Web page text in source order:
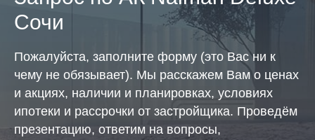
Сочи
Пожалуйста, заполните форму (это Вас ни к
чему не обязывает). Мы расскажем Вам о ценах
и акциях, наличии и планировках, условиях
ипотеки и рассрочки от застройщика. Проведём
презентацию, ответим на вопросы,